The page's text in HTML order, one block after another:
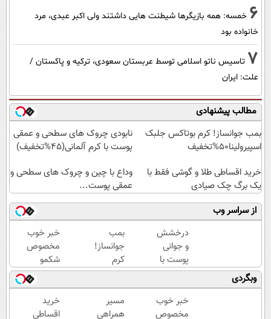
6 خمسه: همه بازیگرها شیطنت هایی داشتند ولی اکبر عبدی، مرد
خانواده بود
7 تاسیس ناتو اسلامی توسط عربستان سعودی، ترکیه و پاکستان /
علت: ایران
مطالب پیشنهادی
بمب جوانساز! کرم بوتاکس جلبک
اسپیرولینا50%تخفیف
نابودی چروک های سطحی و عمقی
پوست با کرم آلمانی(45%تخفیف)
خرید اقساطی طلا و گوشی فقط با
یک برگ چک صیادی
وداع با چین و چروک های سطحی و
عمقی پوست...
از سراسر وب
درخشش
و جوانی
پوست با
جلبک
اسپیرولینا!
خرید
محصول با
بمب
جوانساز!
کرم
بوتاکس
جلبک
اسپیرولینا50%تخفیف
خبر خوب
مخصوص
شکمو
ها!
آسون
ترین
روش
وبگردی
خبر خوب
مخصوص
مسیر
همراهی
خرید
اقساطی